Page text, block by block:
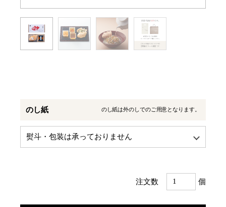
のし紙 のし紙は外のしでのご用意となります。
注文数 個